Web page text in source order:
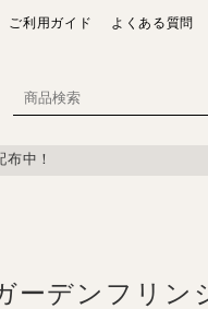
ご利用ガイド よくある質問
中！
ーデンフリン